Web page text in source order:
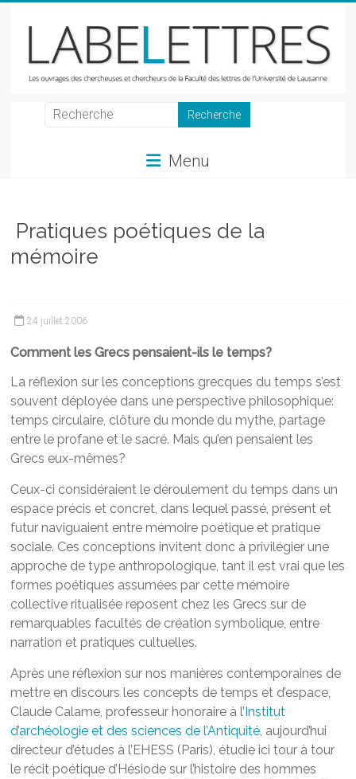
LabeLettres
et
chercheurs
de
des
Menu
Pratiques poétiques de la
mémoire
24 juillet 2006
Comment les Grecs pensaient-ils le temps?
La réflexion sur les conceptions grecques du temps s’est
souvent déployée dans une perspective philosophique:
temps circulaire, clôture du monde du mythe, partage
entre le profane et le sacré. Mais qu’en pensaient les
Grecs eux-mêmes?
Ceux-ci considéraient le déroulement du temps dans un
espace précis et concret, dans lequel passé, présent et
futur naviguaient entre mémoire poétique et pratique
sociale. Ces conceptions invitent donc à privilégier une
approche de type anthropologique, tant il est vrai que les
formes poétiques assumées par cette mémoire
collective ritualisée reposent chez les Grecs sur de
remarquables facultés de création symbolique, entre
narration et pratiques cultuelles.
Après une réflexion sur nos manières contemporaines de
mettre en discours les concepts de temps et d’espace,
Claude Calame, professeur honoraire à l’Institut
d’archéologie et des sciences de l’Antiquité, aujourd’hui
directeur d’études à l’EHESS (Paris), étudie ici tour à tour
le récit poétique d’Hésiode sur l’histoire des hommes